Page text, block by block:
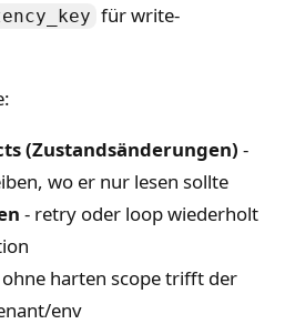
für write-
(Zustandsänderungen) -
wo er nur lesen sollte
- retry oder loop wiederholt
harten scope trifft der
env